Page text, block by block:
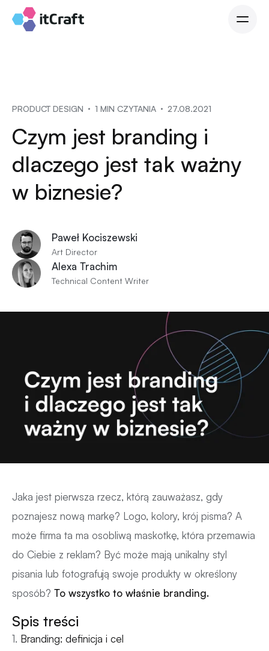
PRODUCT DESIGN 1 MIN CZYTANIA 27.08.2021
Czym jest branding i
dlaczego jest tak ważny
w biznesie?
Paweł Kociszewski
Art Director
Alexa Trachim
Technical Content Writer
Jaka jest pierwsza rzecz, którą zauważasz, gdy
poznajesz nową markę? Logo, kolory, krój pisma? A
może firma ta ma osobliwą maskotkę, która przemawia
do Ciebie z reklam? Być może mają unikalny styl
pisania lub fotografują swoje produkty w określony
sposób? To wszystko to właśnie branding.
Spis treści
1. Branding: definicja i cel